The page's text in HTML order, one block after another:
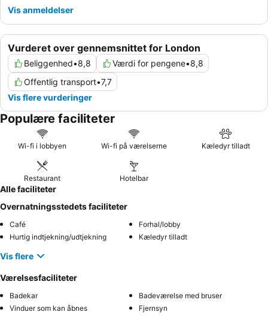
Vurderet over gennemsnittet for London
Beliggenhed•8,8 Værdi for pengene•8,8
Offentlig transport•7,7
Vis flere vurderinger
Vis anmeldelser
Populære faciliteter
Wi-fi i lobbyen Wi-fi på værelserne Kæledyr tilladt
Restaurant Hotelbar
Alle faciliteter
Overnatningsstedets faciliteter
Café
Forhal/lobby
Hurtig indtjekning/udtjekning
Kæledyr tilladt
Vis flere
Værelsesfaciliteter
Badekar
Badeværelse med bruser
Vinduer som kan åbnes
Fjernsyn